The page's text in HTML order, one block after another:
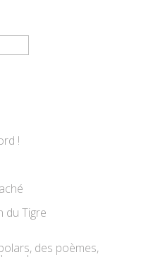
!
du Tigre
des poèmes,